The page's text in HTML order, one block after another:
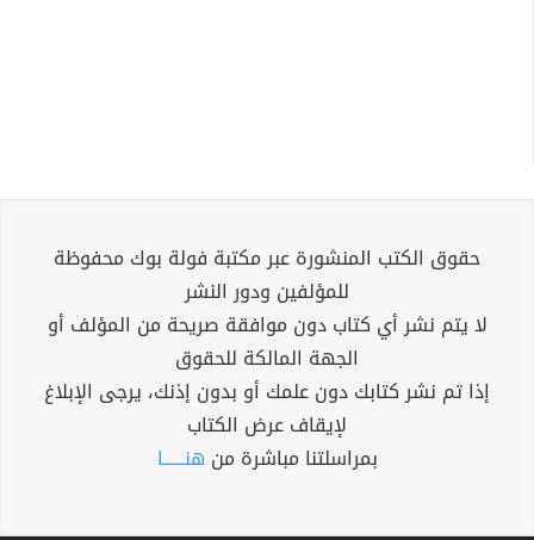
حقوق الكتب المنشورة عبر مكتبة فولة بوك محفوظة
للمؤلفين ودور النشر
لا يتم نشر أي كتاب دون موافقة صريحة من المؤلف أو
الجهة المالكة للحقوق
إذا تم نشر كتابك دون علمك أو بدون إذنك، يرجى الإبلاغ
لإيقاف عرض الكتاب
بمراسلتنا مباشرة من هنــــــا